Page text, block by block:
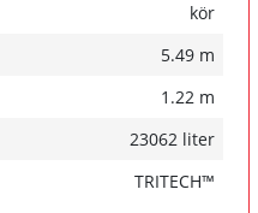
kör
5.49 m
1.22 m
23062 liter
TRITECH™